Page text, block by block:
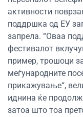
активности
поддршка од ЕУ
запрела. “Оваа
фестивалот
пример, трошоци
меѓународните
прикажување“,
иднина ќе
затоа што тоа